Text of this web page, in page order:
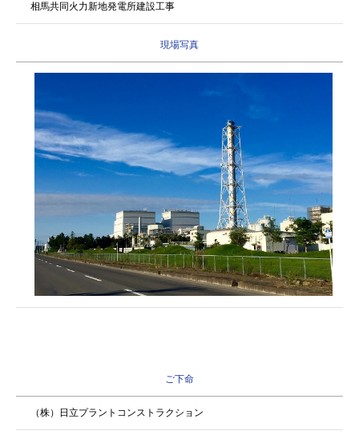
相馬共同火力新地発電所建設工事
現場写真
ご下命
（株）日立プラントコンストラクション